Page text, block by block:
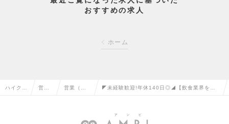
おすすめの求人
ホーム
ハイクラ 営業 営業（法 ◤未経験歓迎!年休140日◎◢【飲食業界を支
拓営業の求人情報